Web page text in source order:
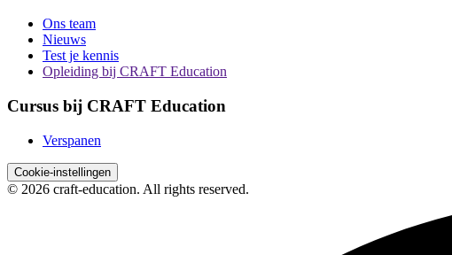
Ons team
Nieuws
Test je kennis
Opleiding bij CRAFT Education
Cursus bij CRAFT Education
Verspanen
Cookie-instellingen
© 2026 craft-education. All rights reserved.